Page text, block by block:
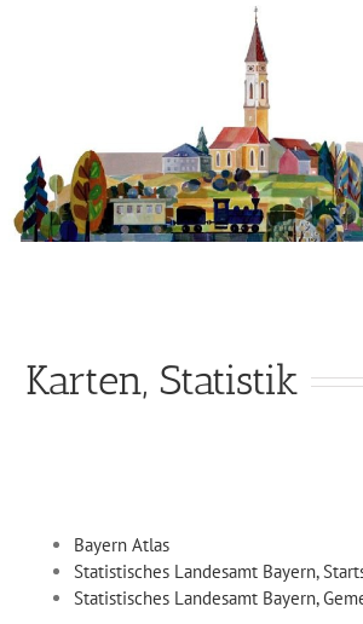
Karten, Statistik
Bayern Atlas
Statistisches Landesamt Bayern,
Statistisches Landesamt Bayern,